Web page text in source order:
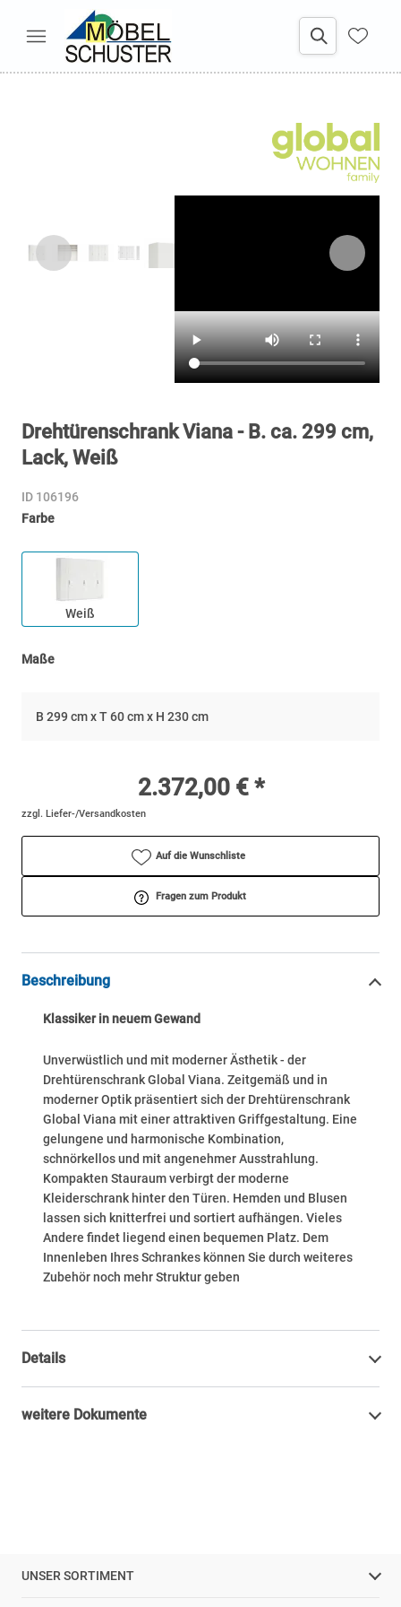
Drehtürenschrank Viana - B. ca. 299 cm,
Lack, Weiß
ID 106196
Farbe
Weiß
Maße
B 299 cm x T 60 cm x H 230 cm
2.372,00 € *
zzgl. Liefer-/Versandkosten
Auf die Wunschliste
Fragen zum Produkt
Beschreibung
Klassiker in neuem Gewand
Unverwüstlich und mit moderner Ästhetik - der
Drehtürenschrank Global Viana. Zeitgemäß und in
moderner Optik präsentiert sich der Drehtürenschrank
Global Viana mit einer attraktiven Griffgestaltung. Eine
gelungene und harmonische Kombination,
schnörkellos und mit angenehmer Ausstrahlung.
Kompakten Stauraum verbirgt der moderne
Kleiderschrank hinter den Türen. Hemden und Blusen
lassen sich knitterfrei und sortiert aufhängen. Vieles
Andere findet liegend einen bequemen Platz. Dem
Innenleben Ihres Schrankes können Sie durch weiteres
Zubehör noch mehr Struktur geben
Details
weitere Dokumente
UNSER SORTIMENT